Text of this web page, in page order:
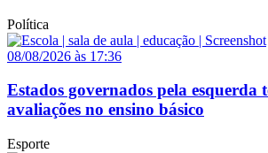
Política
08/08/2026 às 17:36
Estados governados pela esquerda
avaliações no ensino básico
Esporte